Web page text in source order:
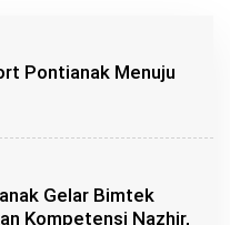
Pontianak Menuju
Gelar Bimtek
Kompetensi Nazhir,